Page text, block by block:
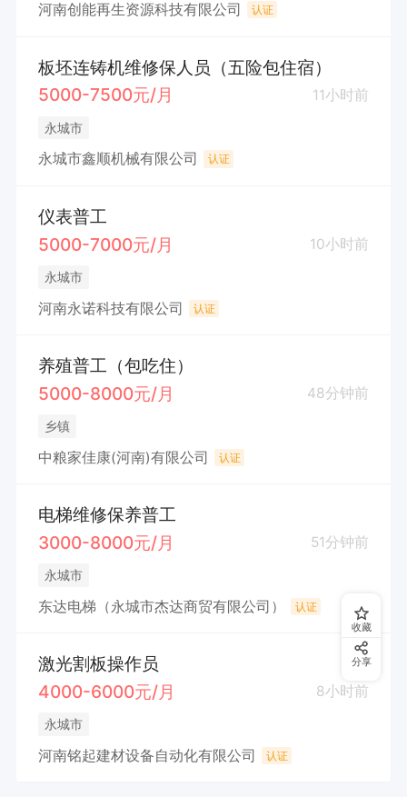
河南创能再生资源科技有限公司 认证
板坯连铸机维修保人员（五险包住宿）
5000-7500元/月
11小时前
永城市
永城市鑫顺机械有限公司 认证
仪表普工
5000-7000元/月
10小时前
永城市
河南永诺科技有限公司 认证
养殖普工（包吃住）
5000-8000元/月
48分钟前
乡镇
中粮家佳康(河南)有限公司 认证
电梯维修保养普工
3000-8000元/月
51分钟前
永城市
东达电梯（永城市杰达商贸有限公司） 认证
激光割板操作员
4000-6000元/月
8小时前
永城市
河南铭起建材设备自动化有限公司 认证
收藏
分享